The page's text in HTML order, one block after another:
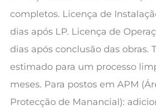
completos. Licença de
dias após LP. Licença de
dias após conclusão das obras.
estimado para um processo
meses. Para postos em APM
Protecção de Manancial):